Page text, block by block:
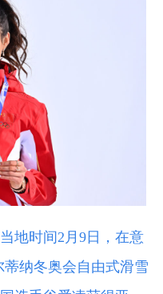
地时间2月9日，在意
纳冬奥会自由式滑雪